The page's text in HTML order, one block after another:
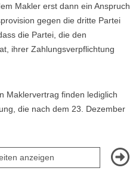
Makler erst dann ein Anspruch
gegen die dritte Partei
die Partei, die den
ihrer Zahlungsverpflichtung
Maklervertrag finden lediglich
die nach dem 23. Dezember
anzeigen